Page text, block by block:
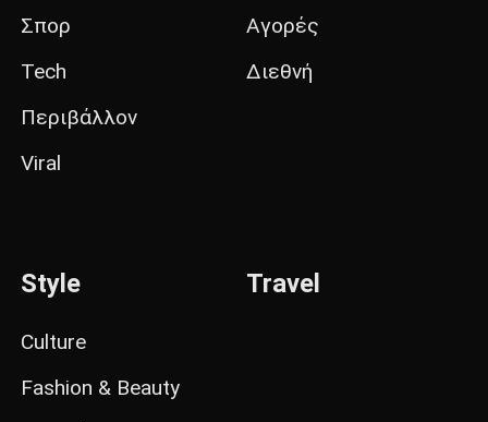
Σπορ
Tech
Περιβάλλον
Viral
Αγορές
Διεθνή
Style
Culture
Fashion & Beauty
Travel